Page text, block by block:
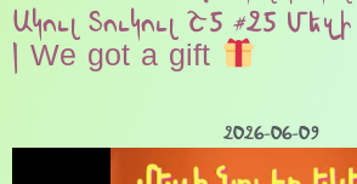
Ակուլ Տուկուլ Շ5 #25
| We got a gift
2026-06-09